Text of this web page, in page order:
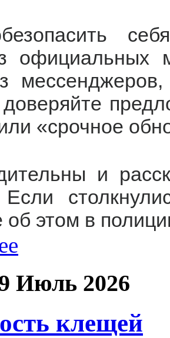
официальных
«срочное
и
Если
об этом в
Июль 2026
клещей